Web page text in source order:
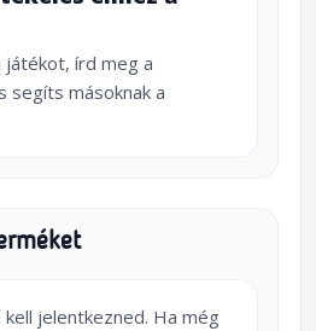
írd meg a
segíts másoknak a
jelentkezned. Ha még